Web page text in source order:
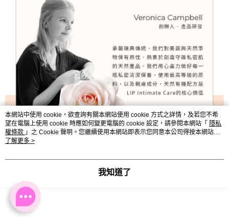
本網站中使用 cookie，欲查詢有關本網站使用 cookie 方式之詳情，及若您不希
望在電腦上使用 cookie 時應如何變更電腦的 cookie 設定，請參閱本網站「 隱私
權條款 」之 Cookie 聲明。您繼續使用本網站即表示您同意本公司得按本網站使
用條款之 Cookie 聲明使用 cookie。
了解更多 >
我知道了